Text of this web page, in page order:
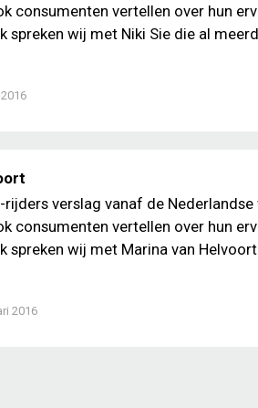
consumenten vertellen over hun
spreken wij met Niki Sie die al
verslag vanaf de Nederlandse
consumenten vertellen over hun
spreken wij met Marina van
2016